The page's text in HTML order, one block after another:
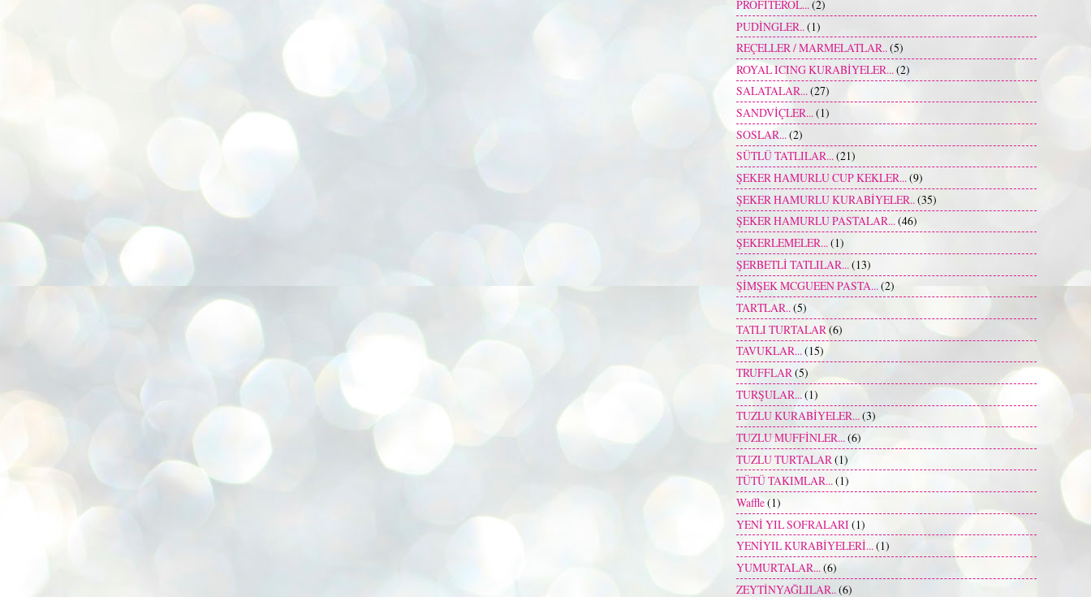
PROFİTEROL...(2)
PUDİNGLER.. (1)
REÇELLER / MARMELATLAR..(5)
ROYAL ICING KURABİYELER...(2)
SALATALAR...(27)
SANDVİÇLER...(1)
SOSLAR... (2)
SÜTLÜ TATLILAR...(21)
ŞEKER HAMURLU CUP KEKLER...(9)
ŞEKER HAMURLU KURABİYELER.. (35)
ŞEKER HAMURLU PASTALAR...(46)
ŞEKERLEMELER...(1)
ŞERBETLİ TATLILAR... (13)
ŞİMŞEK MCGUEEN PASTA...(2)
TARTLAR..(5)
TATLI TURTALAR (6)
TAVUKLAR...(15)
TRUFFLAR(5)
TURŞULAR... (1)
TUZLU KURABİYELER...(3)
TUZLU MUFFİNLER...(6)
TUZLU TURTALAR (1)
TÜTÜ TAKIMLAR...(1)
Waffle(1)
YENİ YIL SOFRALARI(1)
YENİYIL KURABİYELERİ...(1)
YUMURTALAR...(6)
ZEYTİNYAĞLILAR.. (6)